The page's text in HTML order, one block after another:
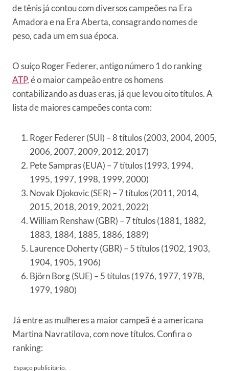
de tênis já contou com diversos campeões na Era
Amadora e na Era Aberta, consagrando nomes de
peso, cada um em sua época.
O suíço Roger Federer, antigo número 1 do ranking
ATP, é o maior campeão entre os homens
contabilizando as duas eras, já que levou oito títulos. A
lista de maiores campeões conta com:
Roger Federer (SUI) – 8 títulos (2003, 2004, 2005,
2006, 2007, 2009, 2012, 2017)
Pete Sampras (EUA) – 7 títulos (1993, 1994,
1995, 1997, 1998, 1999, 2000)
Novak Djokovic (SER) – 7 títulos (2011, 2014,
2015, 2018, 2019, 2021, 2022)
William Renshaw (GBR) – 7 títulos (1881, 1882,
1883, 1884, 1885, 1886, 1889)
Laurence Doherty (GBR) – 5 títulos (1902, 1903,
1904, 1905, 1906)
Björn Borg (SUE) – 5 títulos (1976, 1977, 1978,
1979, 1980)
Já entre as mulheres a maior campeã é a americana
Martina Navratilova, com nove títulos. Confira o
ranking: